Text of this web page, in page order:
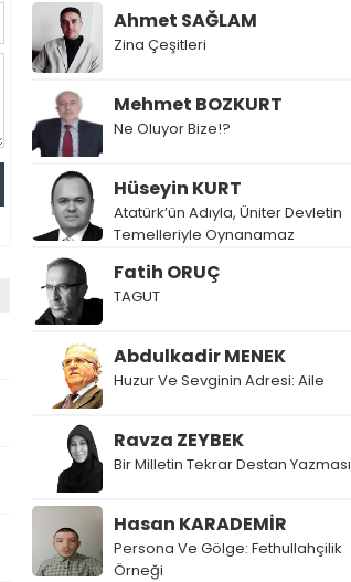
Ahmet SAĞLAM
Zina Çeşitleri
Mehmet BOZKURT
Ne Oluyor Bize!?
Hüseyin KURT
Atatürk’ün Adıyla, Üniter Devletin
Temelleriyle Oynanamaz
Fatih ORUÇ
TAGUT
Abdulkadir MENEK
Huzur Ve Sevginin Adresi: Aile
Ravza ZEYBEK
Bir Milletin Tekrar Destan Yazması
Hasan KARADEMİR
Persona Ve Gölge: Fethullahçilik
Örneği